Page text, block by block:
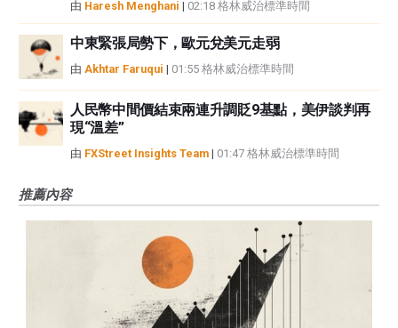
由 Haresh Menghani | 02:18 格林威治標準時間
中東緊張局勢下，歐元兌美元走弱
由 Akhtar Faruqui | 01:55 格林威治標準時間
人民幣中間價結束兩連升調貶9基點，美伊談判再
現“溫差”
由 FXStreet Insights Team | 01:47 格林威治標準時間
推薦內容